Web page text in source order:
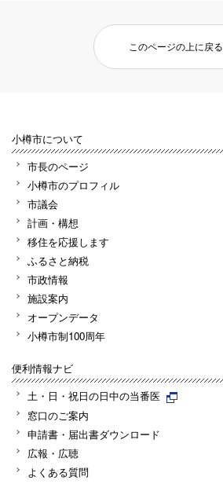
このページの上に戻る
小樽市について
市長のページ
小樽市のプロフィル
市議会
計画・構想
移住を応援します
ふるさと納税
市政情報
施設案内
オープンデータ
小樽市制100周年
便利情報ナビ
土・日・祝日の日中の当番医
窓口のご案内
申請書・届出書ダウンロード
広報・広聴
よくある質問